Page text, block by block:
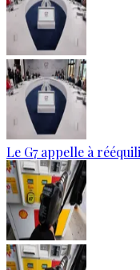
Le G7 appelle à